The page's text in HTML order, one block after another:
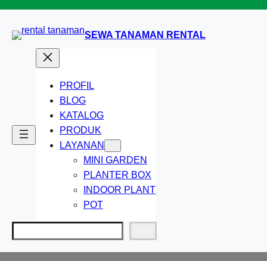
konten
SEWA TANAMAN RENTAL
PROFIL
BLOG
KATALOG
PRODUK
LAYANAN
MINI GARDEN
PLANTER BOX
INDOOR PLANT
POT